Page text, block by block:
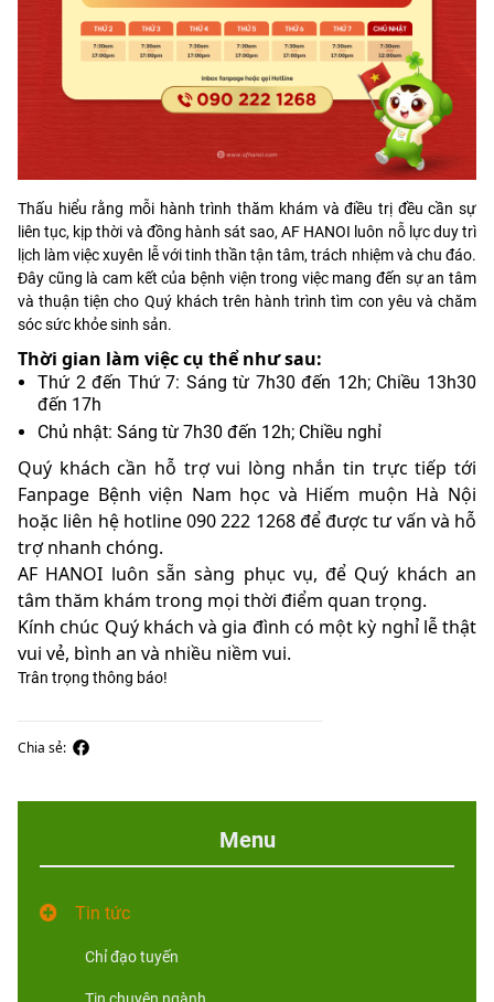
Thấu hiểu rằng mỗi hành trình thăm khám và điều trị đều cần sự
liên tục, kịp thời và đồng hành sát sao, AF HANOI luôn nỗ lực duy trì
lịch làm việc xuyên lễ với tinh thần tận tâm, trách nhiệm và chu đáo.
Đây cũng là cam kết của bệnh viện trong việc mang đến sự an tâm
và thuận tiện cho Quý khách trên hành trình tìm con yêu và chăm
sóc sức khỏe sinh sản.
Thời gian làm việc cụ thể như sau:
Thứ 2 đến Thứ 7: Sáng từ 7h30 đến 12h; Chiều 13h30
đến 17h
Chủ nhật: Sáng từ 7h30 đến 12h; Chiều nghỉ
Quý khách cần hỗ trợ vui lòng nhắn tin trực tiếp tới
Fanpage Bệnh viện Nam học và Hiếm muộn Hà Nội
hoặc liên hệ hotline 090 222 1268 để được tư vấn và hỗ
trợ nhanh chóng.
AF HANOI luôn sẵn sàng phục vụ, để Quý khách an
tâm thăm khám trong mọi thời điểm quan trọng.
Kính chúc Quý khách và gia đình có một kỳ nghỉ lễ thật
vui vẻ, bình an và nhiều niềm vui.
Trân trọng thông báo!
Chia sẻ:
Menu
Tin tức
Chỉ đạo tuyến